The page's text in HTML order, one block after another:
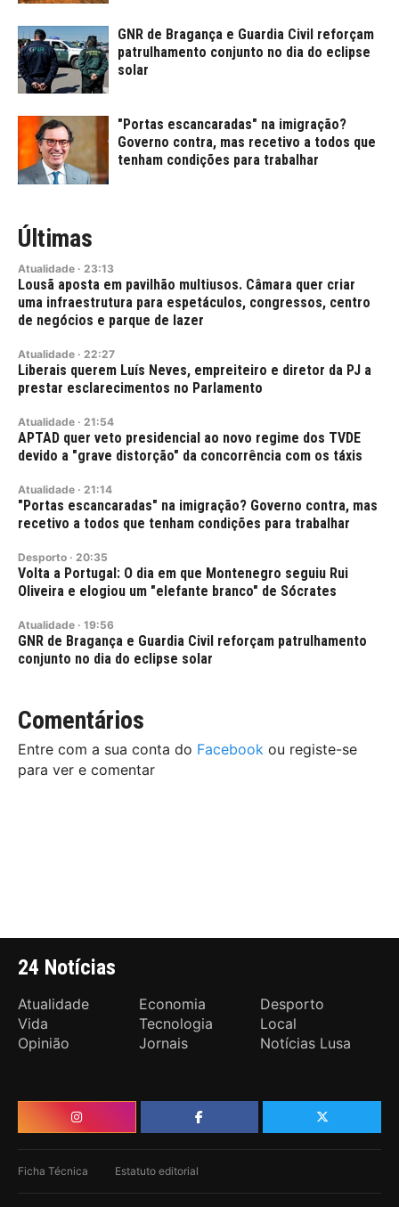
GNR de Bragança e Guardia Civil reforçam
patrulhamento conjunto no dia do eclipse
solar
"Portas escancaradas" na imigração?
Governo contra, mas recetivo a todos que
tenham condições para trabalhar
Últimas
Atualidade · 23:13
Lousã aposta em pavilhão multiusos. Câmara quer criar
uma infraestrutura para espetáculos, congressos, centro
de negócios e parque de lazer
Atualidade · 22:27
Liberais querem Luís Neves, empreiteiro e diretor da PJ a
prestar esclarecimentos no Parlamento
Atualidade · 21:54
APTAD quer veto presidencial ao novo regime dos TVDE
devido a "grave distorção" da concorrência com os táxis
Atualidade · 21:14
"Portas escancaradas" na imigração? Governo contra, mas
recetivo a todos que tenham condições para trabalhar
Desporto · 20:35
Volta a Portugal: O dia em que Montenegro seguiu Rui
Oliveira e elogiou um "elefante branco" de Sócrates
Atualidade · 19:56
GNR de Bragança e Guardia Civil reforçam patrulhamento
conjunto no dia do eclipse solar
Comentários
Entre com a sua conta do Facebook ou registe-se
para ver e comentar
24 Notícias
Atualidade Economia
Desporto
Vida
Tecnologia
Local
Opinião
Jornais Notícias Lusa
Ficha Técnica Estatuto editorial